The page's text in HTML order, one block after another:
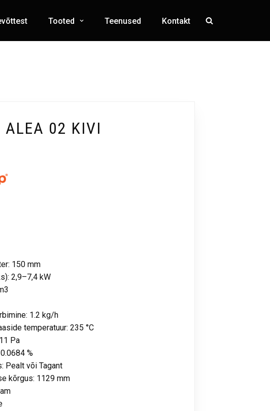
Tooted Teenused Kontakt
ALEA 02 KIVI
150 mm
2,9–7,4 kW
1.2 kg/h
temperatuur: 235 °C
Pa
%
Pealt või Tagant
kõrgus: 1129 mm